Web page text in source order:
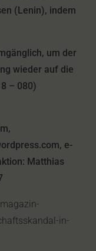
(Lenin), indem
um der
wieder auf die
– 080)
e-
Matthias
in-